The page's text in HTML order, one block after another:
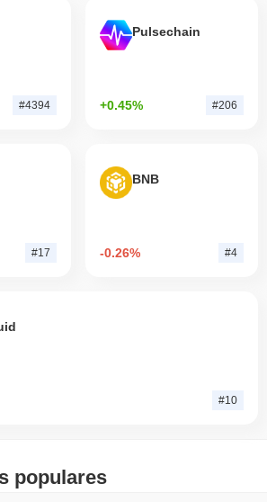
#4394
Pulsechain
+0.45% #206
#17
BNB
-0.26% #4
#10
populares